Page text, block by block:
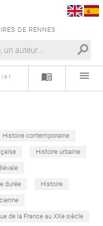
DE RENNES
search
menu_book menu
Histoire contemporaine
Histoire urbaine
durée Histoire
de la France au XXe siècle